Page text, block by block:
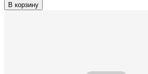
В корзину